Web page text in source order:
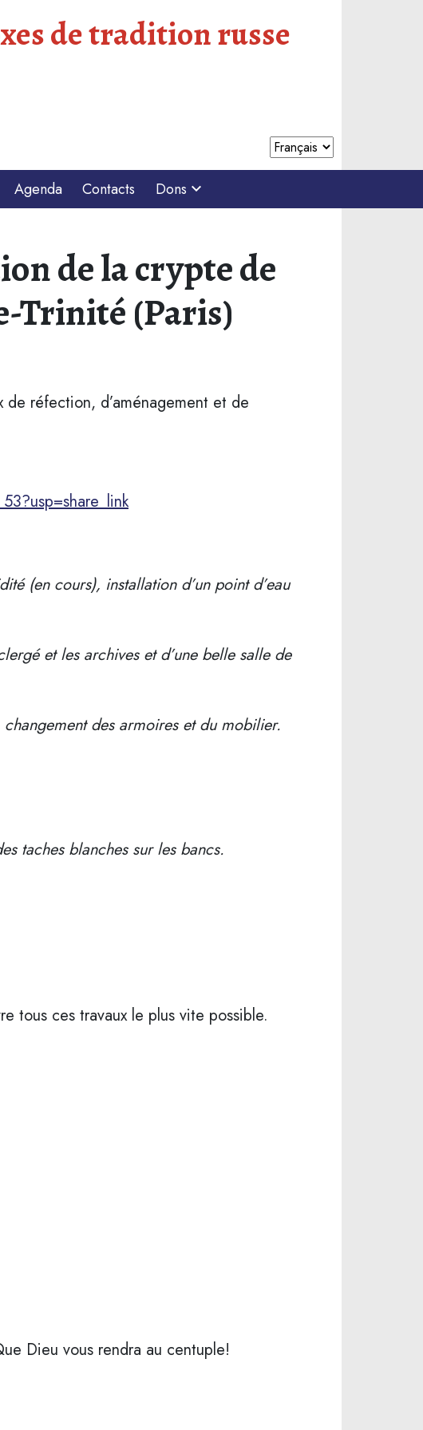
de tradition russe
Agenda Contacts Dons
de la crypte de
Trinité (Paris)
de réfection, d’aménagement et de
(en cours), installation d’un point d’eau
et les archives et d’une belle salle de
des armoires et du mobilier.
taches blanches sur les bancs.
tous ces travaux le plus vite possible.
Dieu vous rendra au centuple!